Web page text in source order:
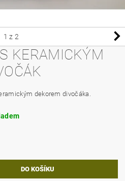
1 z 2
KERAMICKÝM
dekorem divočáka.